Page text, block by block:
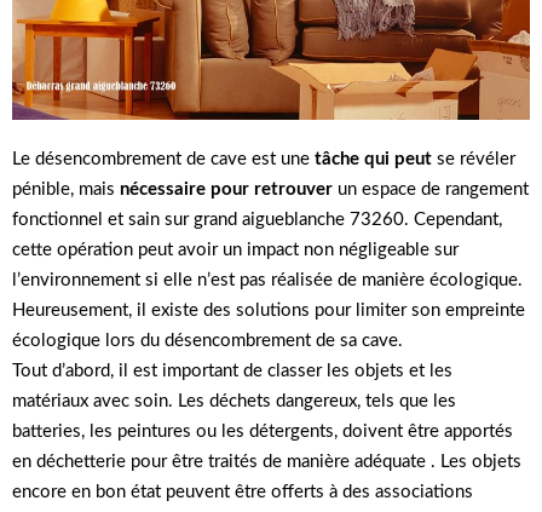
Le désencombrement de cave est une tâche qui peut se révéler
pénible, mais nécessaire pour retrouver un espace de rangement
fonctionnel et sain sur grand aigueblanche 73260. Cependant,
cette opération peut avoir un impact non négligeable sur
l’environnement si elle n’est pas réalisée de manière écologique.
Heureusement, il existe des solutions pour limiter son empreinte
écologique lors du désencombrement de sa cave.
Tout d’abord, il est important de classer les objets et les
matériaux avec soin. Les déchets dangereux, tels que les
batteries, les peintures ou les détergents, doivent être apportés
en déchetterie pour être traités de manière adéquate . Les objets
encore en bon état peuvent être offerts à des associations